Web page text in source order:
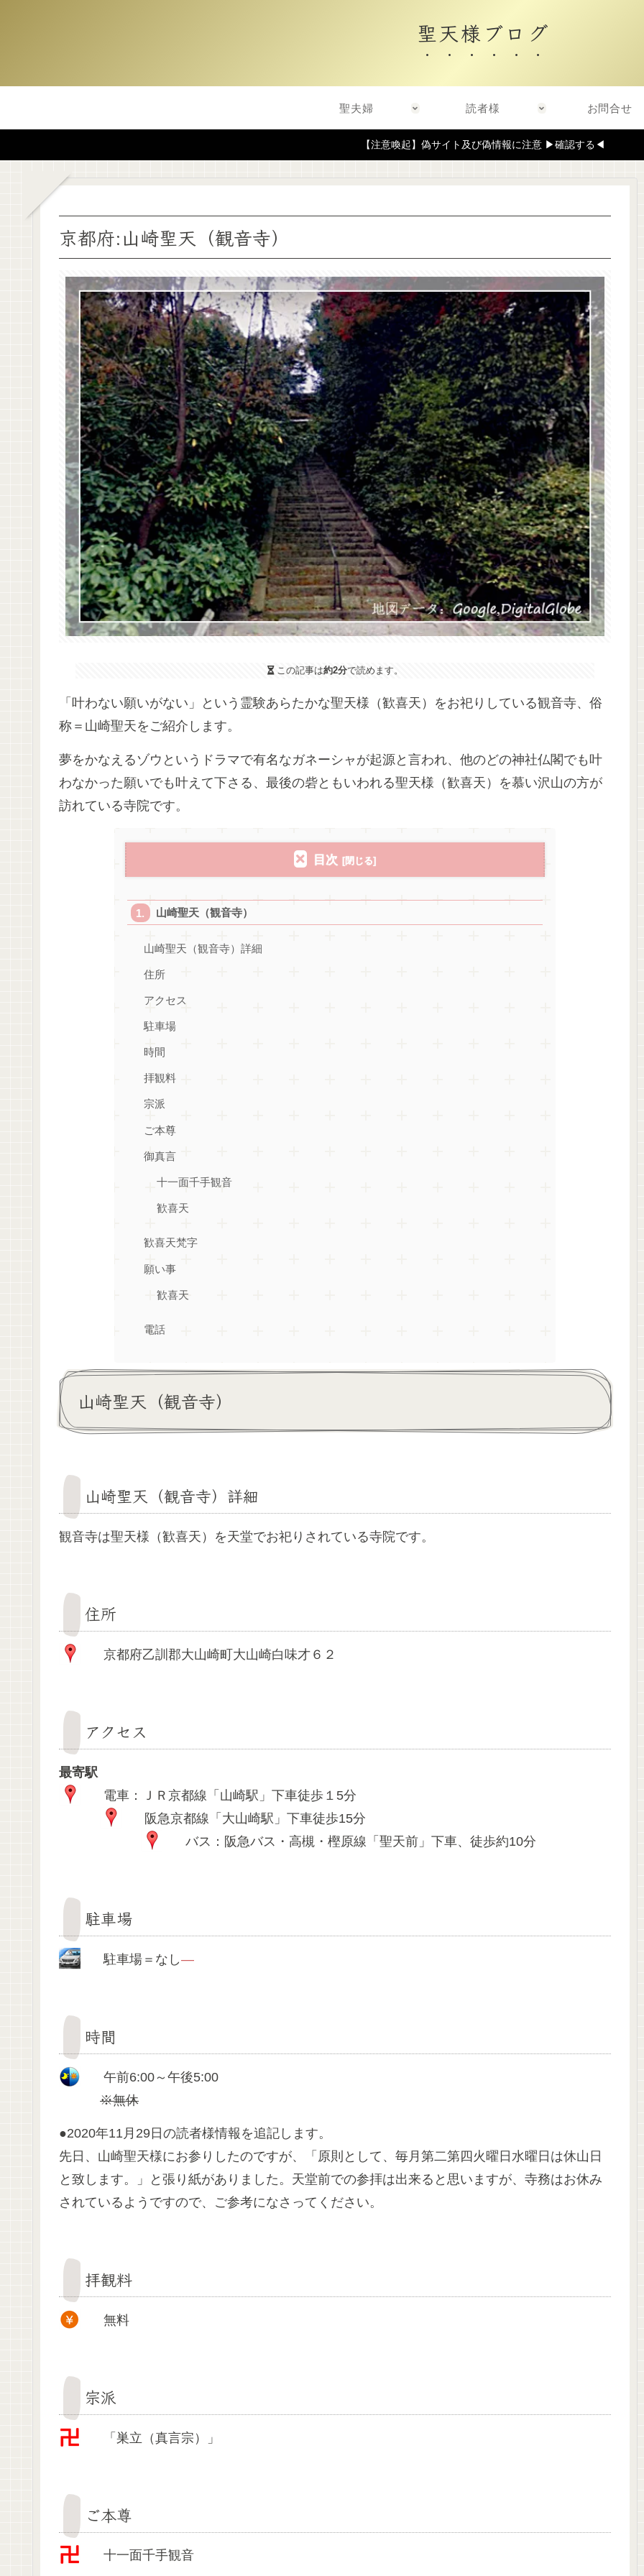
聖天様ブログ
聖夫婦 読者様 お問合せ
【注意喚起】偽サイト及び偽情報に注意 ▶確認する◀
京都府:山崎聖天（観音寺）
この記事は約2分で読めます。
「叶わない願いがない」という霊験あらたかな聖天様（歓喜天）をお祀りしている観音寺、俗
称＝山崎聖天をご紹介します。
夢をかなえるゾウというドラマで有名なガネーシャが起源と言われ、他のどの神社仏閣でも叶
わなかった願いでも叶えて下さる、最後の砦ともいわれる聖天様（歓喜天）を慕い沢山の方が
訪れている寺院です。
目次
山崎聖天（観音寺）
山崎聖天（観音寺）詳細
住所
アクセス
駐車場
時間
拝観料
宗派
ご本尊
御真言
十一面千手観音
歓喜天
歓喜天梵字
願い事
歓喜天
電話
山崎聖天（観音寺）
山崎聖天（観音寺）詳細
観音寺は聖天様（歓喜天）を天堂でお祀りされている寺院です。
住所
京都府乙訓郡大山崎町大山崎白味才６２
アクセス
最寄駅
電車：ＪＲ京都線「山崎駅」下車徒歩１5分
阪急京都線「大山崎駅」下車徒歩15分
バス：阪急バス・高槻・樫原線「聖天前」下車、徒歩約10分
駐車場
駐車場＝なし—
時間
午前6:00～午後5:00
※無休
●2020年11月29日の読者様情報を追記します。
先日、山崎聖天様にお参りしたのですが、「原則として、毎月第二第四火曜日水曜日は休山日
と致します。」と張り紙がありました。天堂前での参拝は出来ると思いますが、寺務はお休み
されているようですので、ご参考になさってください。
拝観料
無料
宗派
「巣立（真言宗）」
ご本尊
十一面千手観音